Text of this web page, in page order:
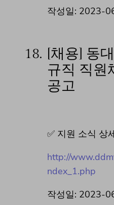
작성일: 2023-
18. [채용] 동
규직 직원
공고
✅ 지원 소식 상
http://
ndex_1.php
작성일: 2023-